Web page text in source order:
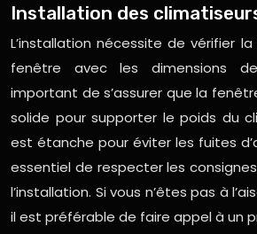
Installation des
L’installation nécessite de vérifier
fenêtre avec les dimensions
important de s’assurer que la
solide pour supporter le poids du
est étanche pour éviter les fuites
essentiel de respecter les
l’installation. Si vous n’êtes pas à
il est préférable de faire appel à un